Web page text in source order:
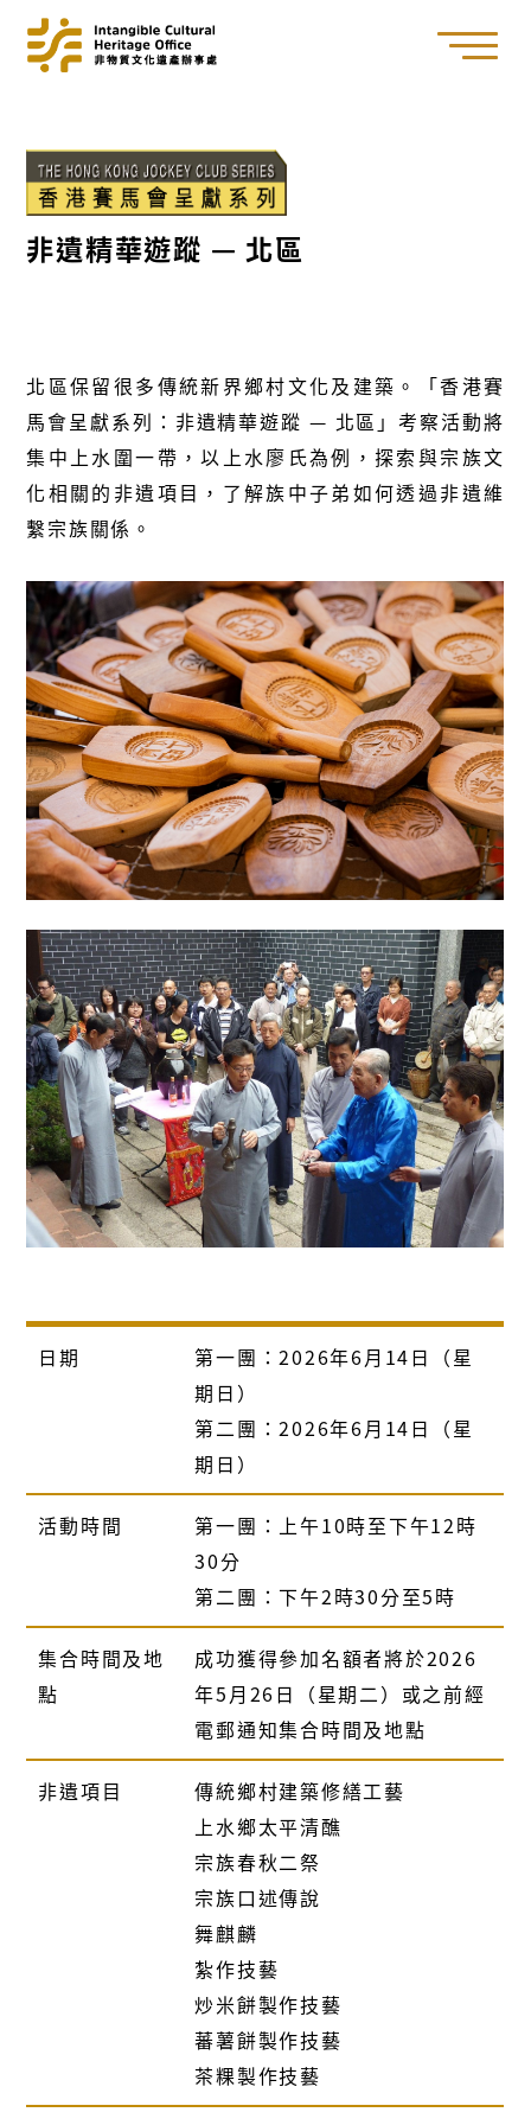
非遺精華遊蹤 — 北區
北區保留很多傳統新界鄉村文化及建築。「香港賽
馬會呈獻系列：非遺精華遊蹤 — 北區」考察活動將
集中上水圍一帶，以上水廖氏為例，探索與宗族文
化相關的非遺項目，了解族中子弟如何透過非遺維
繫宗族關係。
日期 第一團：2026年6月 14日（星
期日）
第二團：2026年6月14日（星
期日）
活動時間 第一團：上午10時至下午12時
30分
第二團：下午2時30分至5時
集合時間及地
點
成功獲得參加名額者將於2026
年5月26日（星期二）或之前經
電郵通知集合時間及地點
非遺項目
傳統鄉村建築修繕工藝
上水鄉太平清醮
宗族春秋二祭
宗族口述傳說
舞麒麟
紮作技藝
炒米餅製作技藝
蕃薯餅製作技藝
茶粿製作技藝